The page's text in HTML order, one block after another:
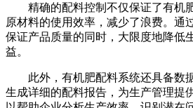
精确的配料控制不仅保证了有机
原材料的使用效率，减少了浪费。通
保证产品质量的同时，大限度地降低
益。
此外，有机肥配料系统还具备数
生成详细的配料报告，为生产管理提